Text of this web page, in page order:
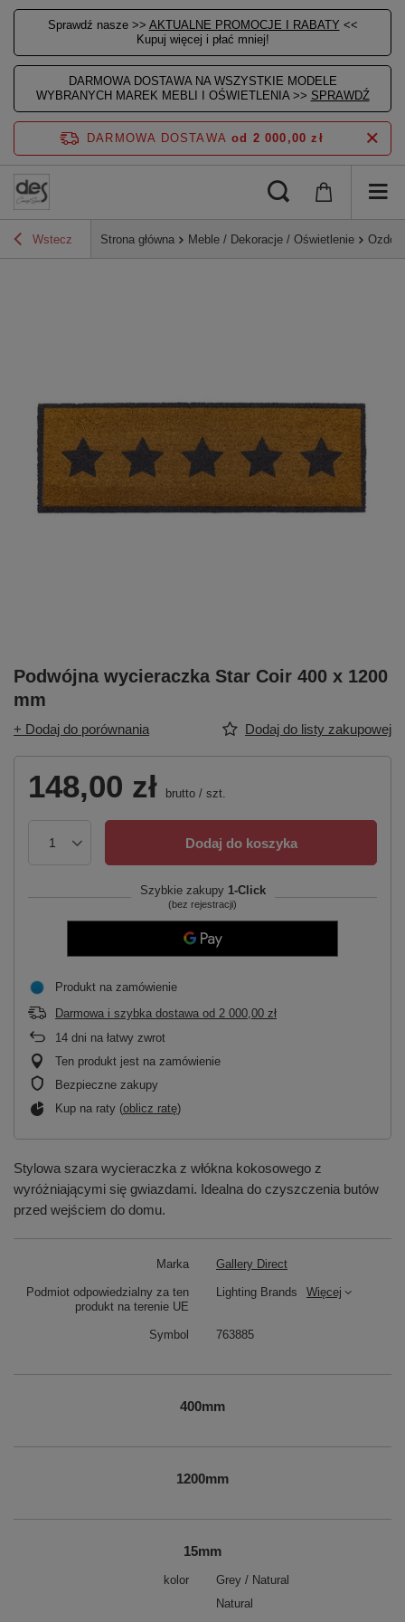
Sprawdź nasze >> AKTUALNE PROMOCJE I RABATY <<
Kupuj więcej i płać mniej!
DARMOWA DOSTAWA NA WSZYSTKIE MODELE
WYBRANYCH MAREK MEBLI I OŚWIETLENIA >> SPRAWDŹ
DARMOWA DOSTAWA od 2 000,00 zł
Wstecz Strona główna Meble / Dekoracje / Oświetlenie
Podwójna wycieraczka Star Coir 400 x 1200
mm
+ Dodaj do porównania Dodaj do listy zakupowej
148,00 zł brutto / szt.
Dodaj do koszyka
Szybkie zakupy 1-Click
(bez rejestracji)
Produkt na zamówienie
Darmowa i szybka dostawa od 2 000,00 zł
14 dni na łatwy zwrot
Ten produkt jest na zamówienie
Bezpieczne zakupy
Kup na raty (oblicz ratę)
Stylowa szara wycieraczka z włókna kokosowego z
wyróżniającymi się gwiazdami. Idealna do czyszczenia butów
przed wejściem do domu.
Marka Gallery Direct
Podmiot odpowiedzialny za ten
produkt na terenie UE
Lighting Brands Więcej
Symbol 763885
400mm
1200mm
15mm
kolor
Grey / Natural
Natural